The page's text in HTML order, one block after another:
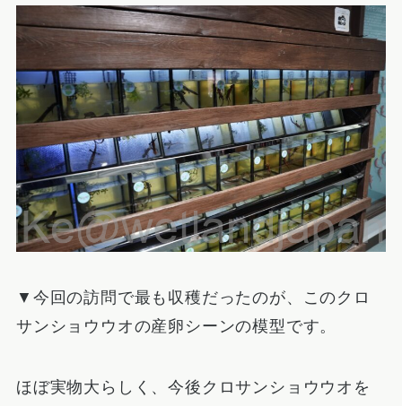
▼今回の訪問で最も収穫だったのが、このクロ
サンショウウオの産卵シーンの模型です。
ほぼ実物大らしく、今後クロサンショウウオを